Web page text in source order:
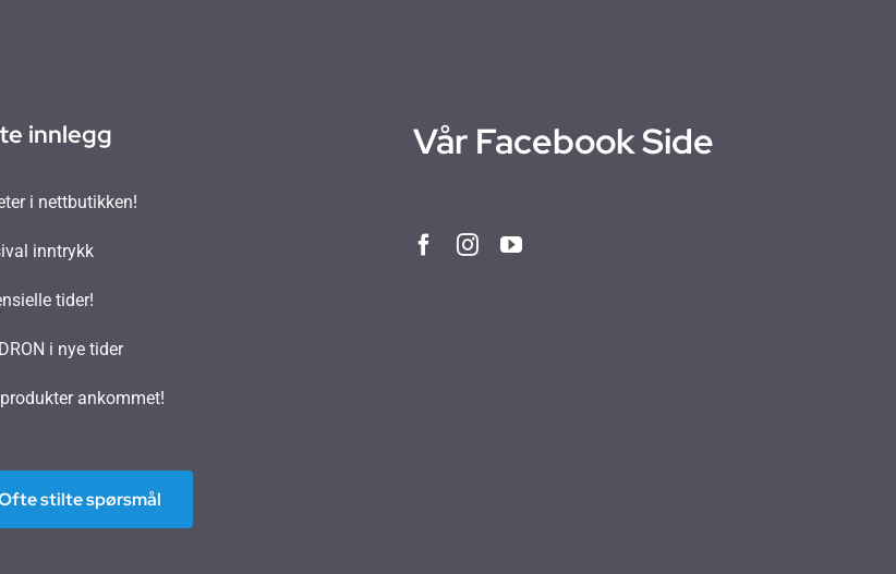
innlegg
i nettbutikken!
inntrykk
tider!
i nye tider
ankommet!
stilte spørsmål
Vår Facebook Side